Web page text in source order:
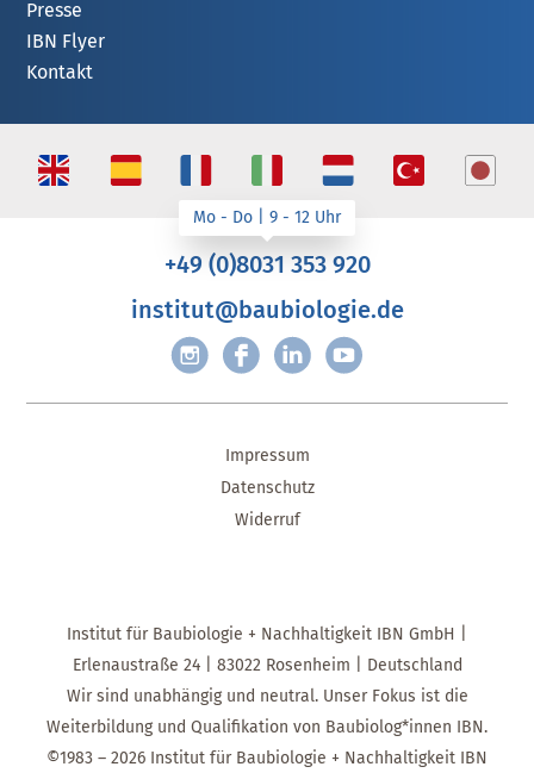
Presse
IBN Flyer
Kontakt
+49 (0)8031 353 920
institut@baubiologie.de
Impressum
Datenschutz
Widerruf
Institut für Baubiologie + Nachhaltigkeit IBN GmbH |
Erlenaustraße 24 | 83022 Rosenheim | Deutschland
Wir sind unabhängig und neutral. Unser Fokus ist die
Weiterbildung und Qualifikation von Baubiolog*innen IBN.
©1983 – 2026 Institut für Baubiologie + Nachhaltigkeit IBN